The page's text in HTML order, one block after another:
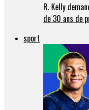
R. Kelly
de 30 ans de
sport